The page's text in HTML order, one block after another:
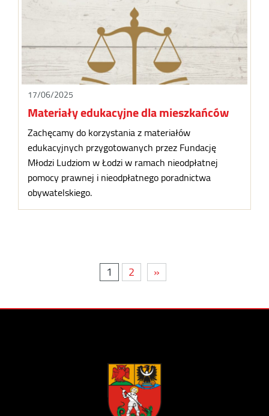
17/06/2025
Materiały edukacyjne dla mieszkańców
Zachęcamy do korzystania z materiałów
edukacyjnych przygotowanych przez Fundację
Młodzi Ludziom w Łodzi w ramach nieodpłatnej
pomocy prawnej i nieodpłatnego poradnictwa
obywatelskiego.
1 2 »